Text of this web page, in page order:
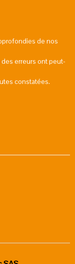
de nos
erreurs ont peut-
constatées.